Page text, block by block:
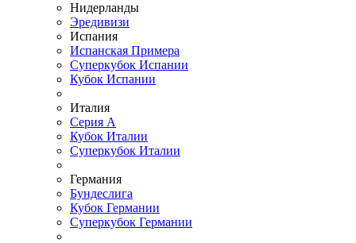
Нидерланды
Эредивизи
Испания
Испанская Примера
Суперкубок Испании
Кубок Испании
Италия
Серия А
Кубок Италии
Суперкубок Италии
Германия
Бундеслига
Кубок Германии
Суперкубок Германии